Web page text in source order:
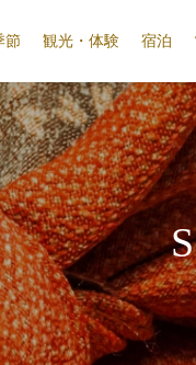
節 観光・体験 宿泊